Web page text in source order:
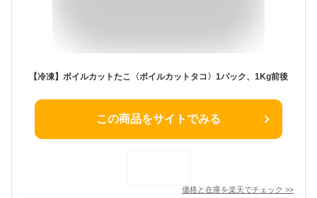
【冷凍】ボイルカットたこ〈ボイルカットタコ〉1パック、1Kg前後
この商品をサイトでみる
価格と在庫を楽天でチェック >>